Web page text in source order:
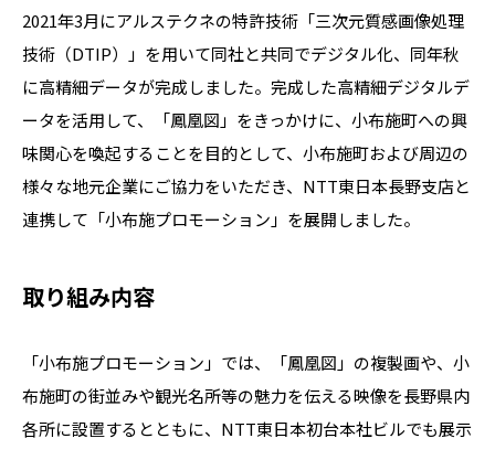
2021年3月にアルステクネの特許技術「三次元質感画像処理
技術（DTIP）」を用いて同社と共同でデジタル化、同年秋
に高精細データが完成しました。完成した高精細デジタルデ
ータを活用して、「鳳凰図」をきっかけに、小布施町への興
味関心を喚起することを目的として、小布施町および周辺の
様々な地元企業にご協力をいただき、NTT東日本長野支店と
連携して「小布施プロモーション」を展開しました。
取り組み内容
「小布施プロモーション」では、「鳳凰図」の複製画や、小
布施町の街並みや観光名所等の魅力を伝える映像を長野県内
各所に設置するとともに、NTT東日本初台本社ビルでも展示